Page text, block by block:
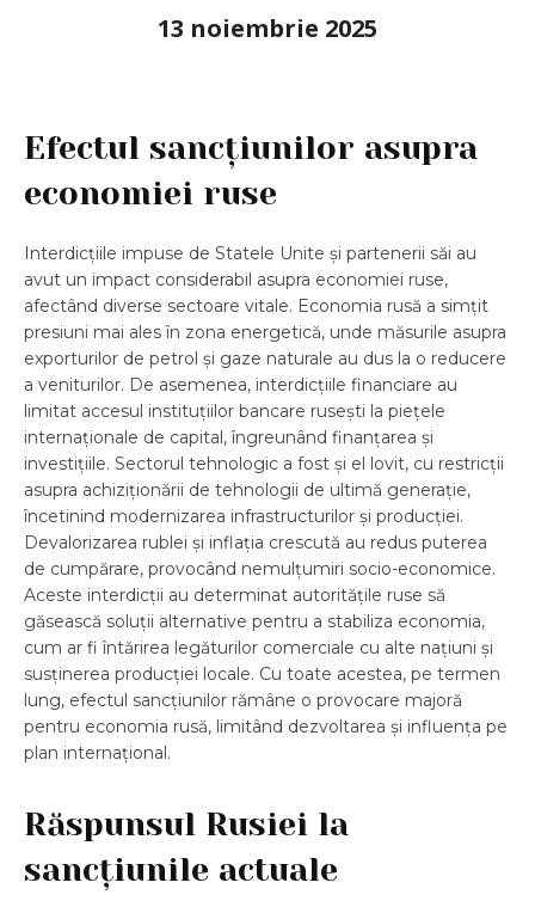
13 noiembrie 2025
Efectul sancțiunilor asupra
economiei ruse
Interdicțiile impuse de Statele Unite și partenerii săi au
avut un impact considerabil asupra economiei ruse,
afectând diverse sectoare vitale. Economia rusă a simțit
presiuni mai ales în zona energetică, unde măsurile asupra
exporturilor de petrol și gaze naturale au dus la o reducere
a veniturilor. De asemenea, interdicțiile financiare au
limitat accesul instituțiilor bancare rusești la piețele
internaționale de capital, îngreunând finanțarea și
investițiile. Sectorul tehnologic a fost și el lovit, cu restricții
asupra achiziționării de tehnologii de ultimă generație,
încetinind modernizarea infrastructurilor și producției.
Devalorizarea rublei și inflația crescută au redus puterea
de cumpărare, provocând nemulțumiri socio-economice.
Aceste interdicții au determinat autoritățile ruse să
găsească soluții alternative pentru a stabiliza economia,
cum ar fi întărirea legăturilor comerciale cu alte națiuni și
susținerea producției locale. Cu toate acestea, pe termen
lung, efectul sancțiunilor rămâne o provocare majoră
pentru economia rusă, limitând dezvoltarea și influența pe
plan internațional.
Răspunsul Rusiei la
sancțiunile actuale